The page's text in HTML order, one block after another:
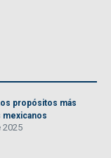
propósitos más
2025